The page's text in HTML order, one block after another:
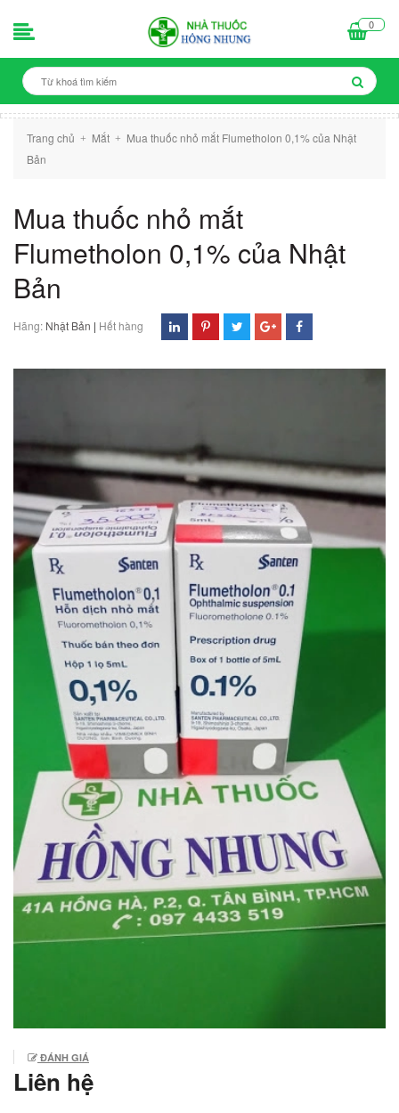
0
Trang chủ + Mắt +
Mua thuốc nhỏ mắt Flumetholon 0,1% của Nhật
Bản
Mua thuốc nhỏ mắt
Flumetholon 0,1% của Nhật
Bản
Hãng: Nhật Bản | Hết hàng
ĐÁNH GIÁ
Liên hệ